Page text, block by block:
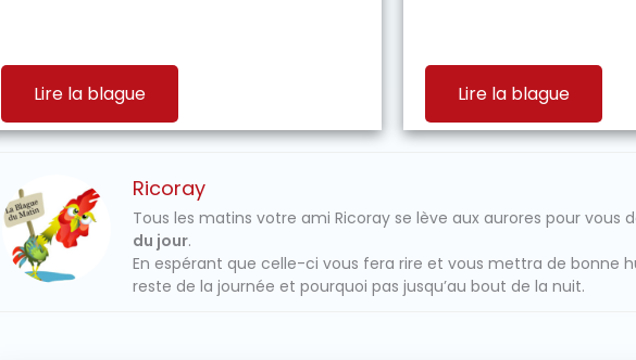
Lire la blague Lire la blague
Ricoray
Tous les matins votre ami Ricoray se lève aux aurores pour vous
du jour.
En espérant que celle-ci vous fera rire et vous mettra de bonne
reste de la journée et pourquoi pas jusqu’au bout de la nuit.